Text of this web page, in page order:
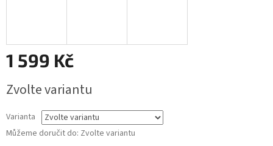
1 599 Kč
cena:
Zvolte variantu
Varianta
Můžeme doručit do: Zvolte variantu